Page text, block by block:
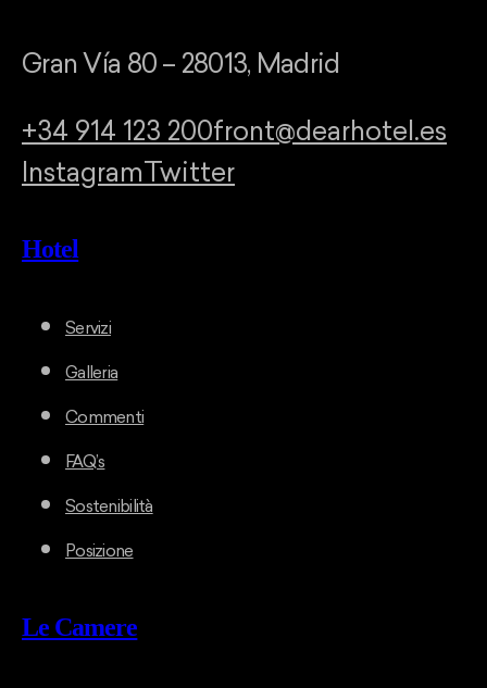
Gran Vía 80 – 28013, Madrid
+34 914 123 200front@dearhotel.es
InstagramTwitter
Hotel
Servizi
Galleria
Commenti
FAQ’s
Sostenibilità
Posizione
Le Camere